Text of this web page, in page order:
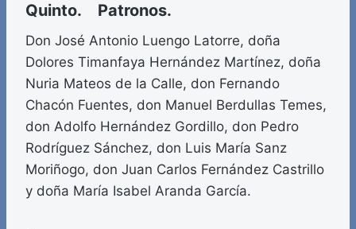
Quinto. Patronos.
Don José Antonio Luengo Latorre, doña
Dolores Timanfaya Hernández Martínez, doña
Nuria Mateos de la Calle, don Fernando
Chacón Fuentes, don Manuel Berdullas Temes,
don Adolfo Hernández Gordillo, don Pedro
Rodríguez Sánchez, don Luis María Sanz
Moriñogo, don Juan Carlos Fernández Castrillo
y doña María Isabel Aranda García.